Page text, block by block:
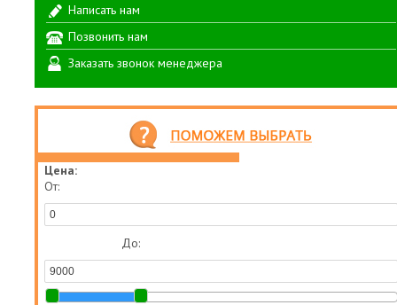
Написать нам
Позвонить нам
Заказать звонок менеджера
Цена:
От:
До: